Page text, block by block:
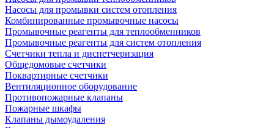
Насосы для промывки систем отопления
Комбинированные промывочные насосы
Промывочные реагенты для теплообменников
Промывочные реагенты для систем отопления
Счетчики тепла и диспетчеризация
Общедомовые счетчики
Поквартирные счетчики
Вентиляционное оборудование
Противопожарные клапаны
Пожарные шкафы
Клапаны дымоудаления